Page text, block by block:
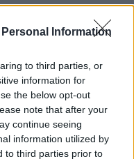
Information
to third parties, or
information for
the below opt-out
note that after your
continue seeing
information utilized by
to third parties prior to